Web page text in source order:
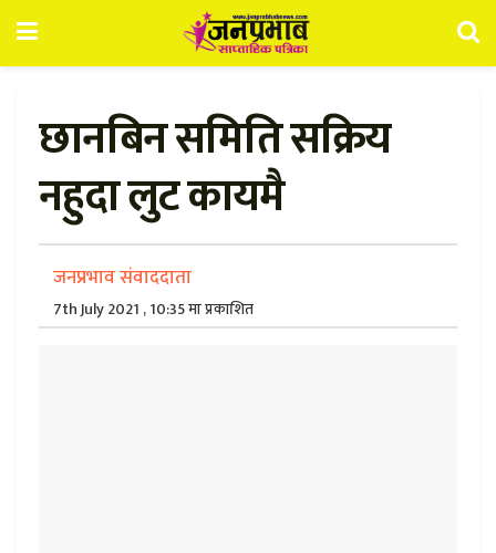
छानबिन समिति सक्रिय
नहुदा लुट कायमै
जनप्रभाव संवाददाता
7th July 2021 , 10:35 मा प्रकाशित